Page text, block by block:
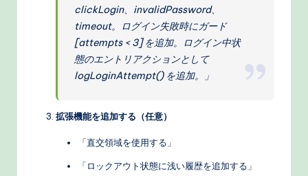
clickLogin、invalidPassword、
timeout。ログイン失敗時にガード
[attempts < 3] を追加。ログイン中状
態のエントリアクションとして
logLoginAttempt() を追加。」
拡張機能を追加する（任意）
「直交領域を使用する」
「ロックアウト状態に浅い履歴を追加する」